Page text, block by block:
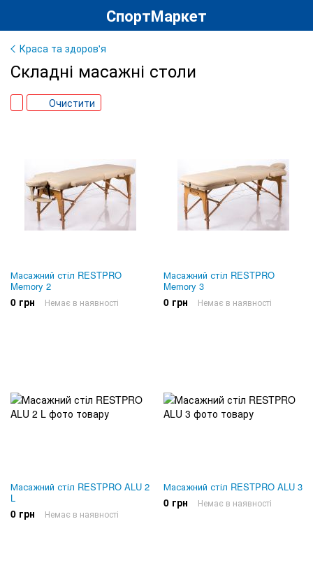
СпортМаркет
Краса та здоров'я
Складні масажні столи
Очистити
Масажний стіл RESTPRO
Memory 2
0 грн Немає в наявності
Масажний стіл RESTPRO
Memory 3
0 грн Немає в наявності
Масажний стіл RESTPRO ALU 2
L
0 грн Немає в наявності
Масажний стіл RESTPRO ALU 3
0 грн Немає в наявності